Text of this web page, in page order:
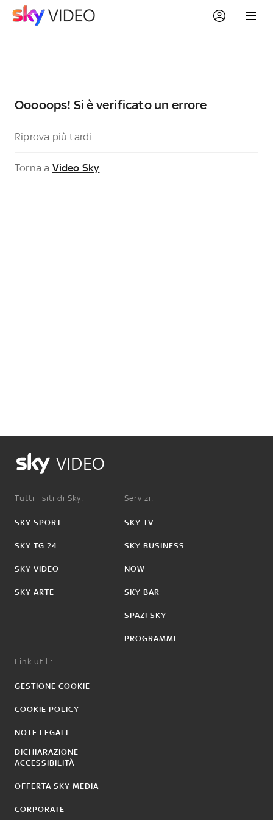
Ooooops! Si è verificato un errore
Riprova più tardi
Torna a Video Sky
VIDEO
Tutti i siti di Sky:
SKY SPORT
SKY TG 24
SKY VIDEO
SKY ARTE
Servizi:
SKY TV
SKY BUSINESS
NOW
SKY BAR
SPAZI SKY
PROGRAMMI
Link utili:
GESTIONE COOKIE
COOKIE POLICY
NOTE LEGALI
DICHIARAZIONE
ACCESSIBILITÀ
OFFERTA SKY MEDIA
CORPORATE